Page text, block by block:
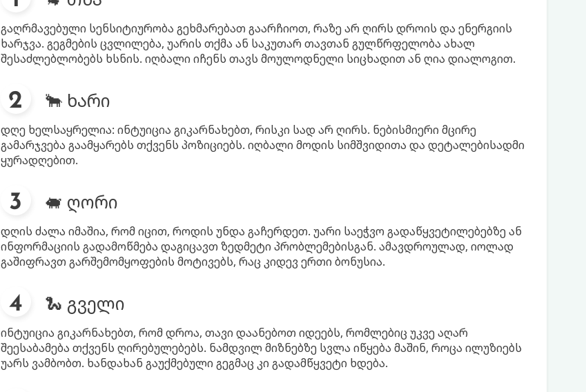
გაღრმავებული სენსიტიურობა გეხმარებათ გაარჩიოთ, რაზე არ ღირს დროის და ენერგიის
ხარჯვა. გეგმების ცვლილება, უარის თქმა ან საკუთარ თავთან გულწრფელობა ახალ
შესაძლებლობებს ხსნის. იღბალი იჩენს თავს მოულოდნელი სიცხადით ან ღია დიალოგით.
🐂 ხარი
დღე ხელსაყრელია: ინტუიცია გიკარნახებთ, რისკი სად არ ღირს. ნებისმიერი მცირე
გამარჯვება გაამყარებს თქვენს პოზიციებს. იღბალი მოდის სიმშვიდითა და დეტალებისადმი
ყურადღებით.
🐖 ღორი
დღის ძალა იმაშია, რომ იცით, როდის უნდა გაჩერდეთ. უარი საეჭვო გადაწყვეტილებებზე ან
ინფორმაციის გადამოწმება დაგიცავთ ზედმეტი პრობლემებისგან. ამავდროულად, იოლად
გაშიფრავთ გარშემომყოფების მოტივებს, რაც კიდევ ერთი ბონუსია.
🐍 გველი
ინტუიცია გიკარნახებთ, რომ დროა, თავი დაანებოთ იდეებს, რომლებიც უკვე აღარ
შეესაბამება თქვენს ღირებულებებს. ნამდვილ მიზნებზე სვლა იწყება მაშინ, როცა ილუზიებს
უარს ვამბობთ. ხანდახან გაუქმებული გეგმაც კი გადამწყვეტი ხდება.